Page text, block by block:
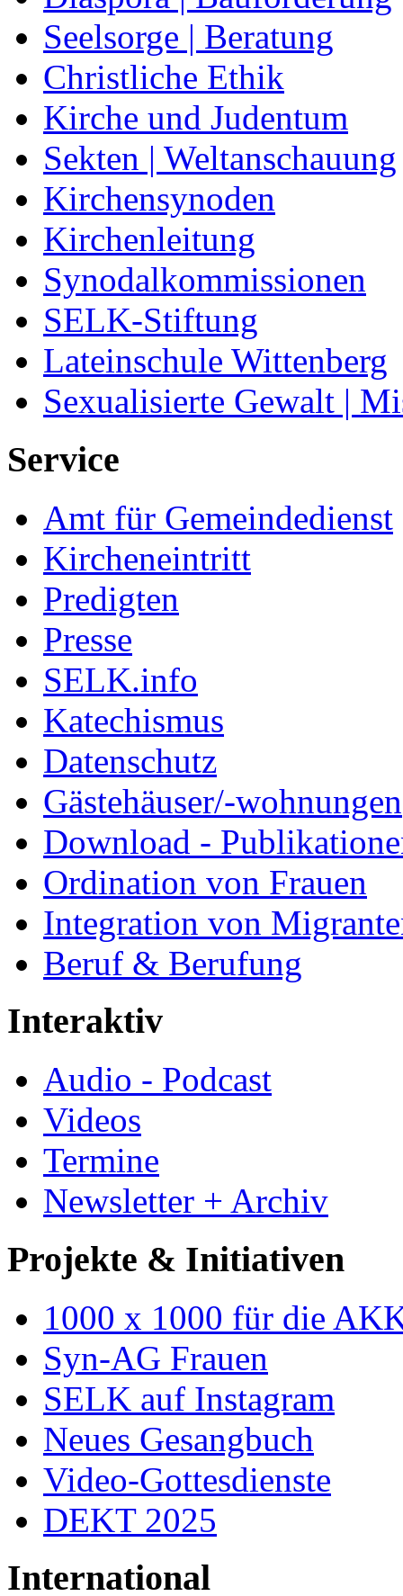
Seelsorge | Beratung
Christliche Ethik
Kirche und Judentum
Sekten | Weltanschauung
Kirchensynoden
Kirchenleitung
Synodalkommissionen
SELK-Stiftung
Lateinschule Wittenberg
Sexualisierte Gewalt |
Service
Amt für Gemeindedienst
Kircheneintritt
Predigten
Presse
SELK.info
Katechismus
Datenschutz
Gästehäuser/-wohnungen
Download -
Ordination von Frauen
Integration von
Beruf & Berufung
Interaktiv
Audio - Podcast
Videos
Termine
Newsletter + Archiv
Projekte & Initiativen
1000 x 1000 für die
Syn-AG Frauen
SELK auf Instagram
Neues Gesangbuch
Video-Gottesdienste
DEKT 2025
International